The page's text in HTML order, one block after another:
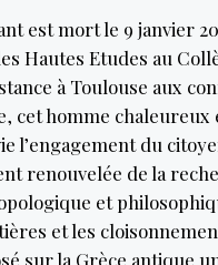
est mort le 9 janvier
Hautes Etudes au
à Toulouse aux
cet homme chaleureux
l’engagement du
renouvelée de la
et
et les
sur la Grèce antique